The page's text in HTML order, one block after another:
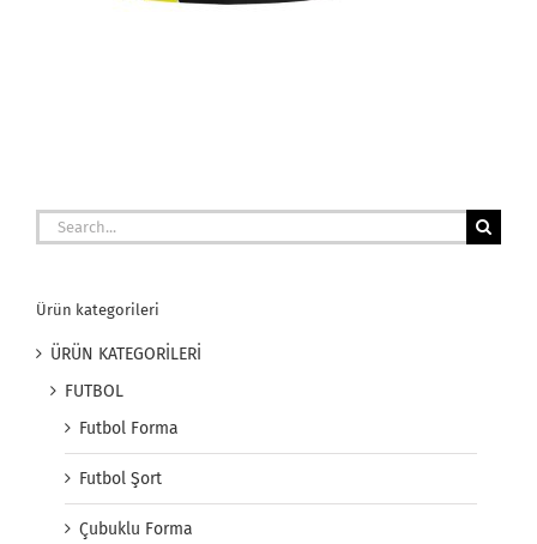
Search
for:
Ürün kategorileri
ÜRÜN KATEGORİLERİ
FUTBOL
Futbol Forma
Futbol Şort
Çubuklu Forma